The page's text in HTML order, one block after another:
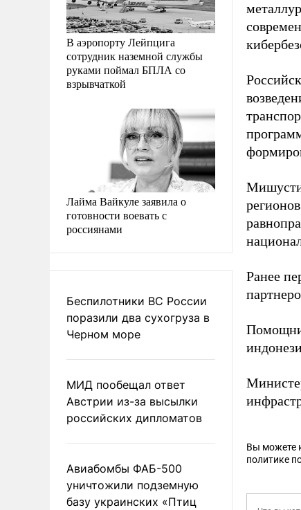
В аэропорту Лейпцига
сотрудник наземной службы
руками поймал БПЛА со
взрывчаткой
Лайма Вайкуле заявила о
готовности воевать с
россиянами
Беспилотники ВС России
поразили два сухогруза в
Черном море
МИД пообещал ответ
Австрии из-за высылки
российских дипломатов
Авиабомбы ФАБ-500
уничтожили подземную
базу украинских «Птиц
Ранее
Вы можете
политике